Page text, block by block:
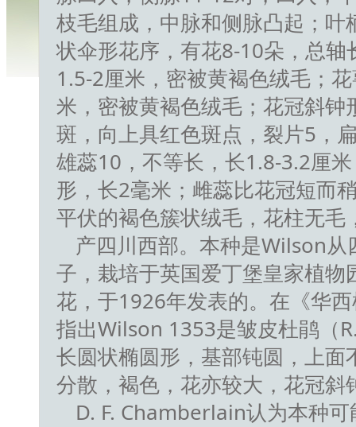
枝毛组成，中脉和侧脉凸起；
状伞形花序，有花8-10朵，总
1.5-2厘米，密被黄褐色绒毛；
米，密被黄褐色绒毛；花冠斜
斑，向上具红色斑点，裂片5，
雄蕊10，不等长，长1.8-3.2厘
形，长2毫米；雌蕊比花冠短而
平伏的褐色簇状绒毛，花柱无
产四川西部。本种是Wilson
子，栽培于英国爱丁堡皇家植
花，于1926年发表的。在《华
指出Wilson 1353是皱皮杜鹃（
长圆状椭圆形，基部钝圆，上
分散，褐色，花亦较大，花冠
D. F. Chamberlain认为本种